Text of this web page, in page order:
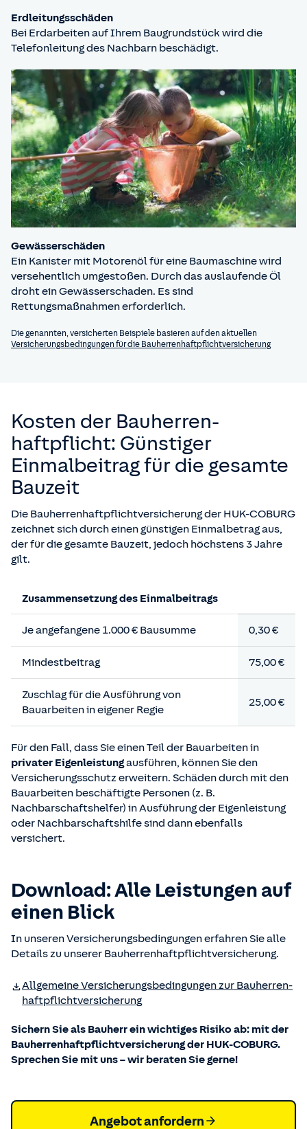
Erdleitungsschäden
Bei Erdarbeiten auf Ihrem Baugrundstück wird die
Telefonleitung des Nachbarn beschädigt.
Gewässerschäden
Ein Kanister mit Motorenöl für eine Baumaschine wird
versehentlich umgestoßen. Durch das auslaufende Öl
droht ein Gewässerschaden. Es sind
Rettungsmaßnahmen erforderlich.
Die genannten, versicherten Beispiele basieren auf den aktuellen
Versicherungsbedingungen für die Bauherrenhaftpflichtversicherung
Kosten der Bauherren­
haftpflicht: Günstiger
Einmalbeitrag für die gesamte
Bauzeit
Die Bauherrenhaftpflichtversicherung der HUK-COBURG
zeichnet sich durch einen günstigen Einmalbetrag aus,
der für die gesamte Bauzeit, jedoch höchstens 3 Jahre
gilt.
Zusammensetzung des Einmalbeitrags
Je angefangene 1.000 € Bausumme 0,30 €
Mindestbeitrag 75,00 €
Zuschlag für die Ausführung von
Bauarbeiten in eigener Regie
25,00 €
Für den Fall, dass Sie einen Teil der Bauarbeiten in
privater Eigenleistungausführen, können Sie den
Versicherungsschutz erweitern. Schäden durch mit den
Bauarbeiten beschäftigte Personen (z. B.
Nachbarschaftshelfer) in Ausführung der Eigenleistung
oder Nachbarschaftshilfe sind dann ebenfalls
versichert.
Down­load: Alle Leis­tungen auf
einen Blick
In unseren Versicherungsbedingungen erfahren Sie alle
Details zu unserer Bauherrenhaftpflichtversicherung.
Allgemeine Versicherungs­bedingungen zur Bauherren­
haftpflicht­versicherung
Sichern Sie als Bauherr ein wichtiges Risiko ab: mit der
Bauherrenhaftpflichtversicherung der HUK-COBURG.
Sprechen Sie mit uns – wir beraten Sie gerne!
Angebot anfordern